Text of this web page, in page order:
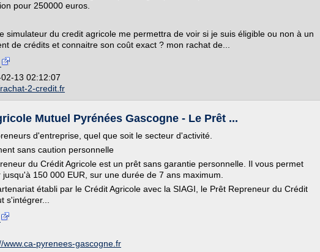
pour 250000 euros.
simulateur du credit agricole me permettra de voir si je suis éligible ou non à un
de crédits et connaitre son coût exact ? mon rachat de...
13 02:12:07
2-credit.fr
Mutuel Pyrénées Gascogne - Le Prêt ...
d'entreprise, quel que soit le secteur d'activité.
sans caution personnelle
du Crédit Agricole est un prêt sans garantie personnelle. Il vous permet
150 000 EUR, sur une durée de 7 ans maximum.
établi par le Crédit Agricole avec la SIAGI, le Prêt Repreneur du Crédit
s'intégrer...
www.ca-pyrenees-gascogne.fr